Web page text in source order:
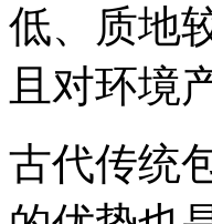
低、质地
且对环境
古代传统